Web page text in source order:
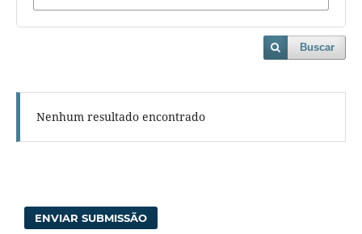
Buscar
Nenhum resultado encontrado
ENVIAR SUBMISSÃO